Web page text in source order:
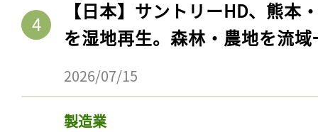
【日本】サントリーHD、熊本
を湿地再生。森林・農地を流
2026/07/15
製造業